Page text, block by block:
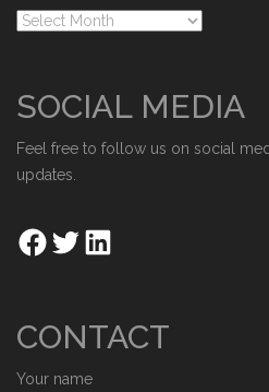
SOCIAL MEDIA
Feel free to follow us on social
updates.
CONTACT
Your name